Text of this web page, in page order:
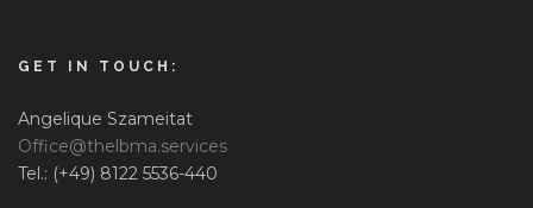
GET IN TOUCH:
Angelique Szameitat
Office@thelbma.services
Tel.: (+49) 8122 5536-440